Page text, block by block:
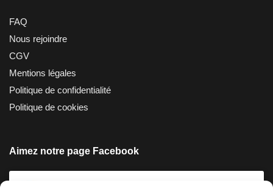
FAQ
Nous rejoindre
CGV
Mentions légales
Politique de confidentialité
Politique de cookies
Aimez notre page Facebook